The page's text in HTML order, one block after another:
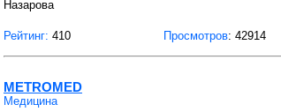
Рейтинг: 410 Просмотров: 42914
METROMED
Медицина